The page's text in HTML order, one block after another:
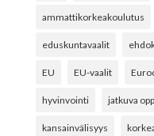
ammattikorkeakoulutus
eduskuntavaalit
EU EU-vaalit
hyvinvointi jatkuva
kansainvälisyys